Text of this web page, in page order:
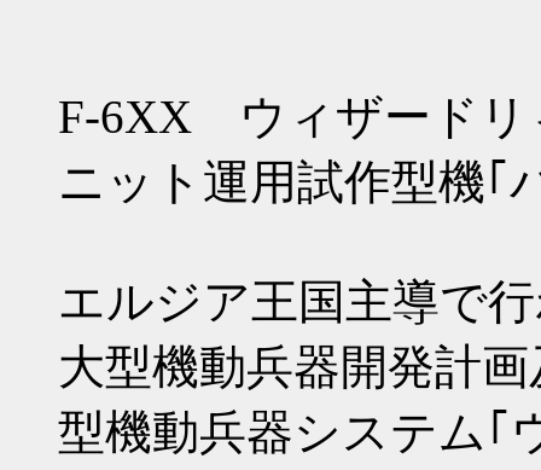
F-6XX ウィザードリ
ニット運用試作型機｢
エルジア王国主導で
大型機動兵器開発計
型機動兵器システム｢